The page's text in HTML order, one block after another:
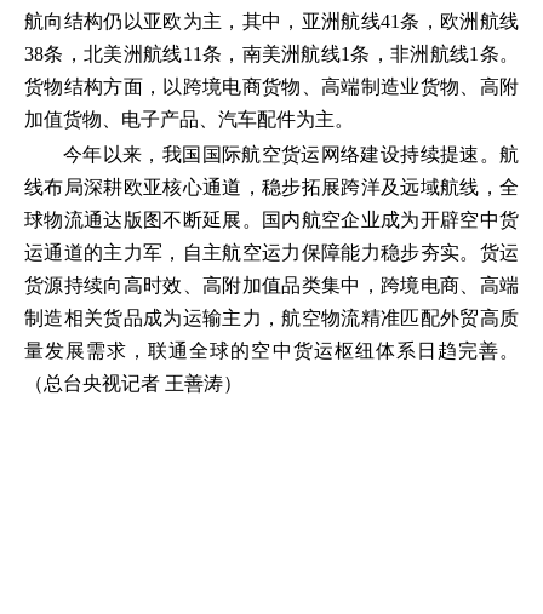
航向结构仍以亚欧为主，其中，亚洲航线41条，欧洲航线
38条，北美洲航线11条，南美洲航线1条，非洲航线1条。
货物结构方面，以跨境电商货物、高端制造业货物、高附
加值货物、电子产品、汽车配件为主。
今年以来，我国国际航空货运网络建设持续提速。航
线布局深耕欧亚核心通道，稳步拓展跨洋及远域航线，全
球物流通达版图不断延展。国内航空企业成为开辟空中货
运通道的主力军，自主航空运力保障能力稳步夯实。货运
货源持续向高时效、高附加值品类集中，跨境电商、高端
制造相关货品成为运输主力，航空物流精准匹配外贸高质
量发展需求，联通全球的空中货运枢纽体系日趋完善。
（总台央视记者 王善涛）